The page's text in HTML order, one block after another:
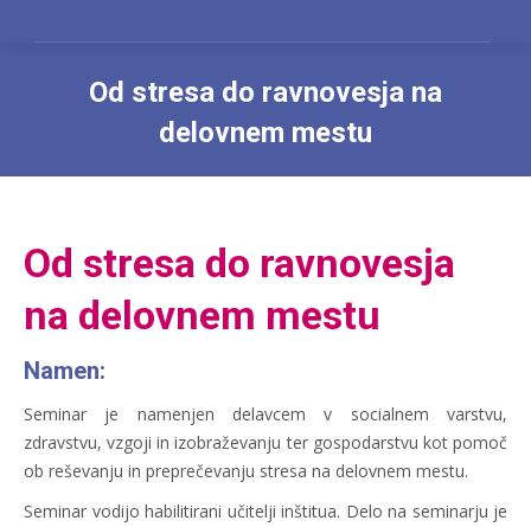
Od stresa do ravnovesja na
delovnem mestu
Od stresa do ravnovesja
na delovnem mestu
Namen:
Seminar je namenjen delavcem v socialnem varstvu,
zdravstvu, vzgoji in izobraževanju ter gospodarstvu kot pomoč
ob reševanju in preprečevanju stresa na delovnem mestu.
Seminar vodijo habilitirani učitelji inštitua. Delo na seminarju je